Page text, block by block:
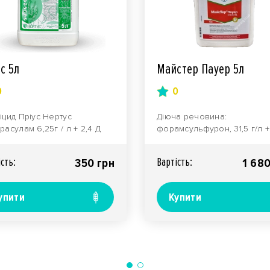
5л
Пріус Нертус
6,25г / л + 2,4 Д
350 грн
Майстер Пауер 5л
0
Діюча речовина:
форамсульфурон, 31,5 г/л +
Вартiсть: 1
Купити